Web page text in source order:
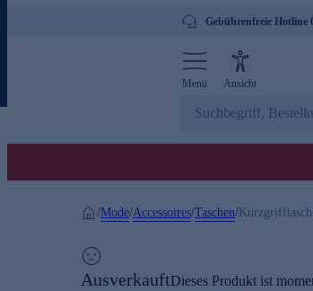
Gebührenfreie Hotline
Menü Ansicht
/Mode/Accessoires/Taschen/
AusverkauftDieses Produkt ist